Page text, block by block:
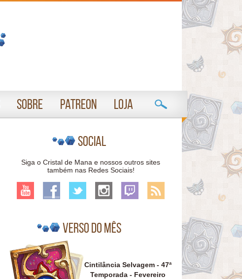
Sobre Patreon Loja
Social
Siga o Cristal de Mana e nossos outros sites
também nas Redes Sociais!
Verso do mês
Cintilância Selvagem - 47ª
Temporada - Fevereiro